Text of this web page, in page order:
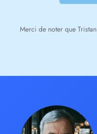
Merci de noter que